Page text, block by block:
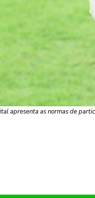
apresenta as normas de